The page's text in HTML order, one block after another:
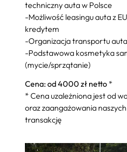
techniczny auta w Polsce
-Możliwość leasingu auta z
kredytem
-Organizacja transportu
-Podstawowa kosmetyka
(mycie/sprzątanie)
Cena: od 4000 zł netto *
* Cena uzależniona jest od
oraz zaangażowania
transakcję